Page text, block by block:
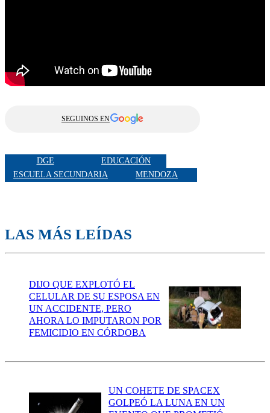
SEGUINOS EN
DGE
EDUCACIÓN
ESCUELA SECUNDARIA
MENDOZA
LAS MÁS LEÍDAS
DIJO QUE EXPLOTÓ EL
CELULAR DE SU ESPOSA EN
UN ACCIDENTE, PERO
AHORA LO IMPUTARON POR
FEMICIDIO EN CÓRDOBA
UN COHETE DE SPACEX
GOLPEÓ LA LUNA EN UN